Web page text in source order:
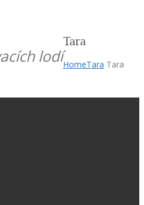
lodí
Tara
HomeTara Tara